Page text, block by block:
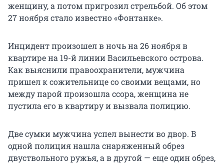
женщину, а потом пригрозил стрельбой. Об этом
27 ноября стало известно «Фонтанке».
Инцидент произошел в ночь на 26 ноября в
квартире на 19-й линии Васильевского острова.
Как выяснили правоохранители, мужчина
пришел к сожительнице со своими вещами, но
между парой произошла ссора, женщина не
пустила его в квартиру и вызвала полицию.
Две сумки мужчина успел вынести во двор. В
одной полиция нашла снаряженный обрез
двуствольного ружья, а в другой — еще один обрез,